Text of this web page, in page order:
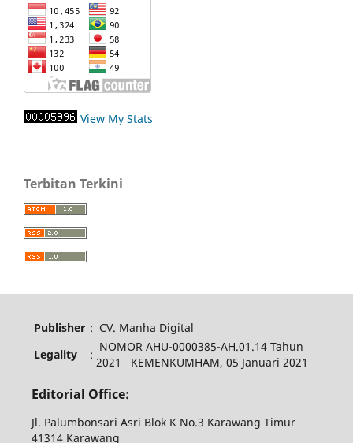
View My Stats
Terbitan Terkini
Publisher : CV. Manha Digital
Legality
:
NOMOR AHU-0000385-AH.01.14 Tahun
2021 KEMENKUMHAM, 05 Januari 2021
Editorial Office:
Jl. Palumbonsari Asri Blok K No.3 Karawang Timur
41314 Karawang